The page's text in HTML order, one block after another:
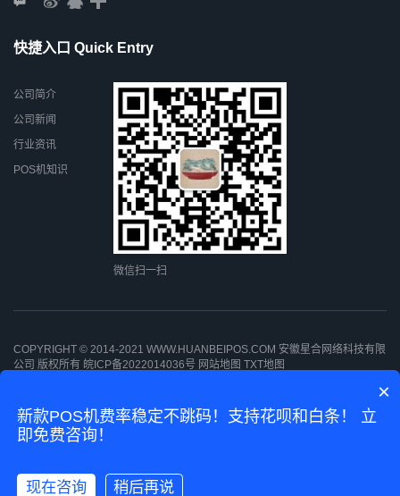
快捷入口 Quick Entry
公司简介
公司新闻
行业资讯
POS机知识
微信扫一扫
COPYRIGHT © 2014-2021 WWW.HUANBEIPOS.COM 安徽星合网络科技有限
公司 版权所有 皖ICP备2022014036号 网站地图 TXT地图
×
新款POS机费率稳定不跳码！支持花呗和白条！ 立
即免费咨询！
现在咨询 稍后再说